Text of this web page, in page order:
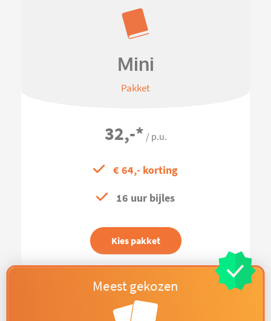
Mini
Pakket
32,-* / p.u.
€ 64,- korting
16 uur bijles
Kies pakket